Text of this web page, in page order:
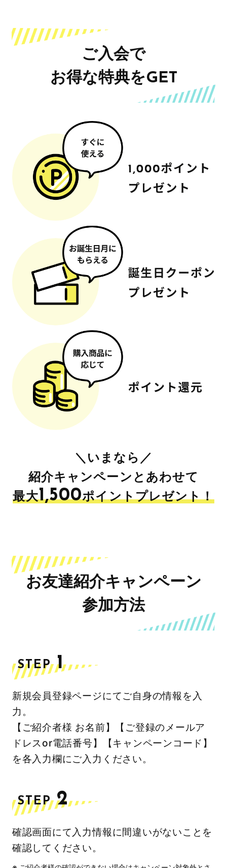
ご入会で
お得な特典をGET
＼いまなら／
紹介キャンペーンとあわせて
最大1,500ポイントプレゼント！
お友達紹介キャンペーン
参加方法
STEP 1
新規会員登録ページにてご自身の情報を入
力。
【ご紹介者様 お名前】【ご登録のメールア
ドレスor電話番号】【キャンペーンコード】
を各入力欄にご入力ください。
STEP 2
確認画面にて入力情報に間違いがないことを
確認してください。